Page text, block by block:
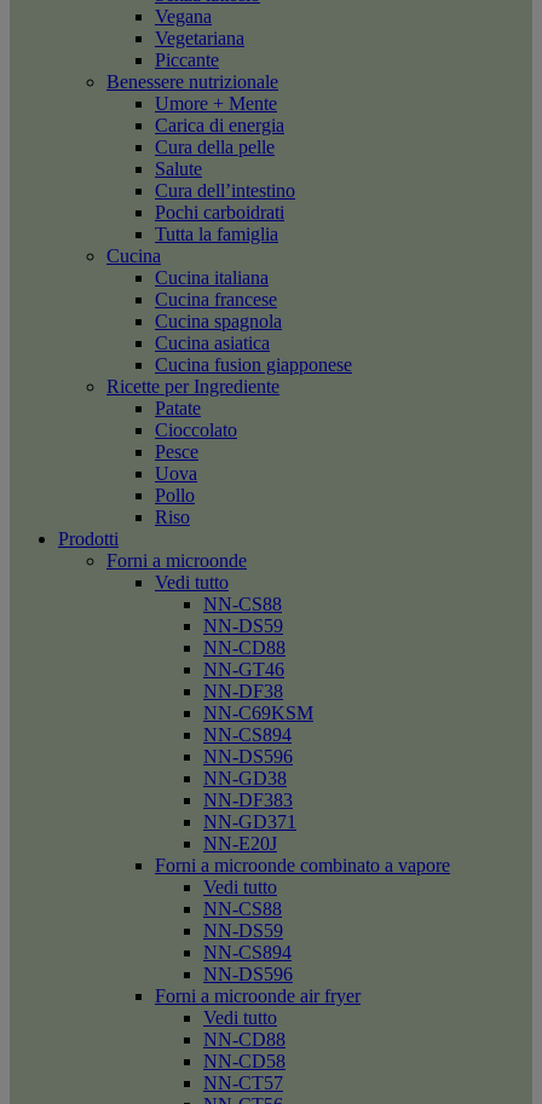
Vegana
Vegetariana
Piccante
Benessere nutrizionale
Umore + Mente
Carica di energia
Cura della pelle
Salute
Cura dell’intestino
Pochi carboidrati
Tutta la famiglia
Cucina
Cucina italiana
Cucina francese
Cucina spagnola
Cucina asiatica
Cucina fusion giapponese
Ricette per Ingrediente
Patate
Cioccolato
Pesce
Uova
Pollo
Riso
Prodotti
Forni a microonde
Vedi tutto
NN-CS88
NN-DS59
NN-CD88
NN-GT46
NN-DF38
NN-C69KSM
NN-CS894
NN-DS596
NN-GD38
NN-DF383
NN-GD371
NN-E20J
Forni a microonde combinato a vapore
Vedi tutto
NN-CS88
NN-DS59
NN-CS894
NN-DS596
Forni a microonde air fryer
Vedi tutto
NN-CD88
NN-CD58
NN-CT57